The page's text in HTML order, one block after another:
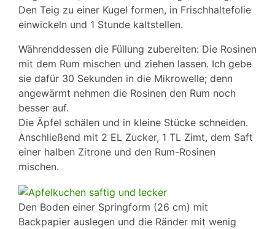
Den Teig zu einer Kugel formen, in Frischhaltefolie
einwickeln und 1 Stunde kaltstellen.
Währenddessen die Füllung zubereiten: Die Rosinen
mit dem Rum mischen und ziehen lassen. Ich gebe
sie dafür 30 Sekunden in die Mikrowelle; denn
angewärmt nehmen die Rosinen den Rum noch
besser auf.
Die Äpfel schälen und in kleine Stücke schneiden.
Anschließend mit 2 EL Zucker, 1 TL Zimt, dem Saft
einer halben Zitrone und den Rum-Rosinen
mischen.
Den Boden einer Springform (26 cm) mit
Backpapier auslegen und die Ränder mit wenig